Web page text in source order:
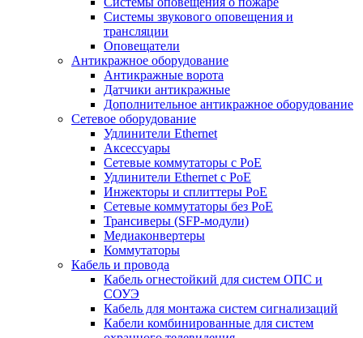
Системы звукового оповещения и
трансляции
Оповещатели
Антикражное оборудование
Антикражные ворота
Датчики антикражные
Дополнительное антикражное оборудование
Сетевое оборудование
Удлинители Ethernet
Аксессуары
Сетевые коммутаторы с РоЕ
Удлинители Ethernet с PoE
Инжекторы и сплиттеры РоЕ
Сетевые коммутаторы без РоЕ
Трансиверы (SFP-модули)
Медиаконвертеры
Коммутаторы
Кабель и провода
Кабель огнестойкий для систем ОПС и
СОУЭ
Кабель для монтажа систем сигнализаций
Кабели комбинированные для систем